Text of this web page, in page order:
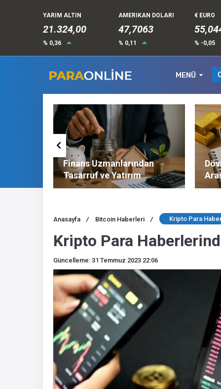
YARIM ALTIN
21.324,00
% 0,36
AMERIKAN DOLARI
47,7063
% 0,11
€ EURO
% -0,05
MENÜ
Finans Uzmanlarından
Tasarruf ve Yatırım
Tavsiyeleri
Anasayfa / Bitcoin Haberleri / Kripto Para
Kripto Para
Güncelleme: 31 Temmuz 2023 22:06